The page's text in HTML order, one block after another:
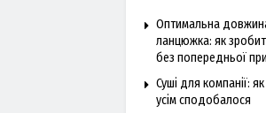
Оптимальна
ланцюжка: як
без попередньої
Суші для компанії:
усім сподобалося